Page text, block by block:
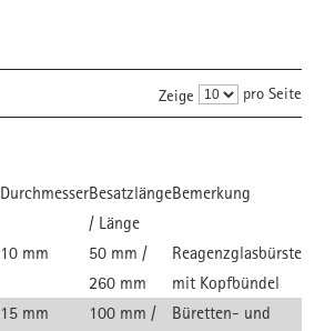
Zeige pro Seite
DurchmesserBesatzlänge
/ Länge
Bemerkung
10 mm
50 mm /
260 mm
Reagenzglasbürste
mit Kopfbündel
15 mm
100 mm /
Büretten- und